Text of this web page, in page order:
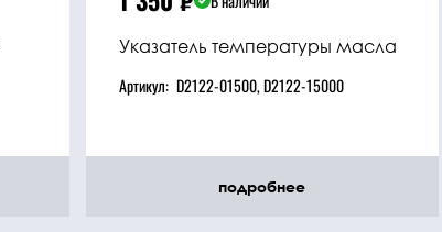
Указатель температуры масла
Артикул: D2122-01500, D2122-15000
подробнее